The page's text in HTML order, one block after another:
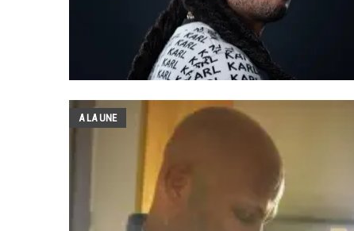
A LA UNE